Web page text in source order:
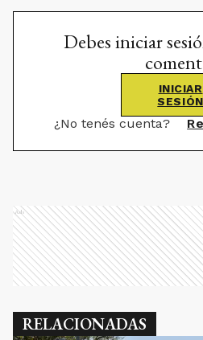
Debes iniciar
INICIAR
SESIÓN
¿No tenés cuenta?
Ads
RELACIONADAS